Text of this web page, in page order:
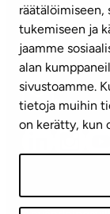
räätälöimiseen,
tukemiseen ja
jaamme
alan
sivustoamme.
tietoja muihin
on kerätty, kun
info@ta.fi